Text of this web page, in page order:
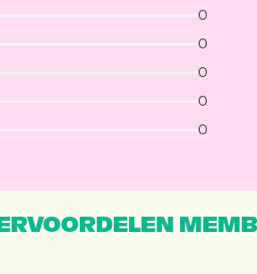
0
0
0
0
0